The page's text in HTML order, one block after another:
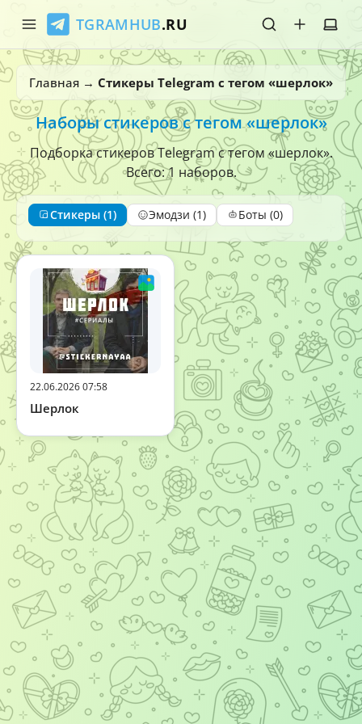
TGRAMHUB.RU
Главная
Стикеры
Эмодзи
Боты
О нас
Главная → Стикеры Telegram с тегом «шерлок»
Наборы стикеров с тегом «шерлок»
Подборка стикеров Telegram с тегом «шерлок».
Всего: 1 наборов.
Стикеры (1) Эмодзи (1) Боты (0)
22.06.2026 07:58
Шерлок